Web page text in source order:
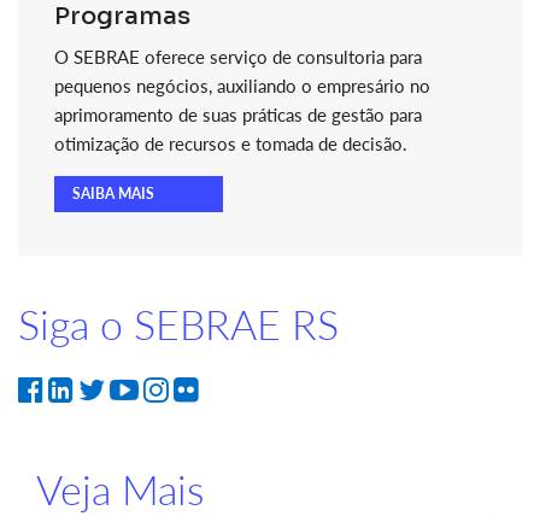
Programas
O SEBRAE oferece serviço de consultoria para
pequenos negócios, auxiliando o empresário no
aprimoramento de suas práticas de gestão para
otimização de recursos e tomada de decisão.
SAIBA MAIS
Siga o SEBRAE RS
Veja Mais